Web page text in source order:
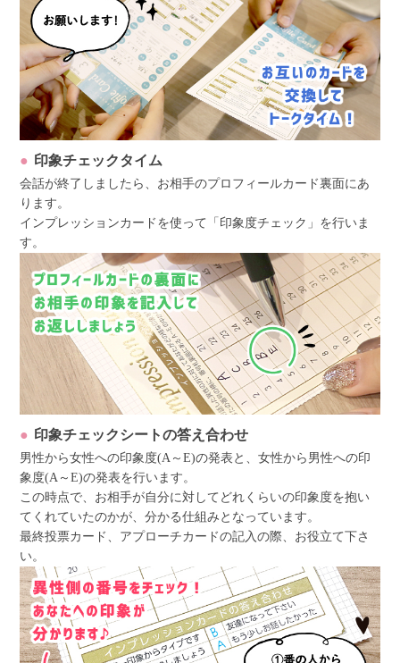
印象チェックタイム
会話が終了しましたら、お相手のプロフィールカード裏面にあ
ります。
インプレッションカードを使って「印象度チェック」を行いま
す。
印象チェックシートの答え合わせ
男性から女性への印象度(A～E)の発表と、女性から男性への印
象度(A～E)の発表を行います。
この時点で、お相手が自分に対してどれくらいの印象度を抱い
てくれていたのかが、分かる仕組みとなっています。
最終投票カード、アプローチカードの記入の際、お役立て下さ
い。